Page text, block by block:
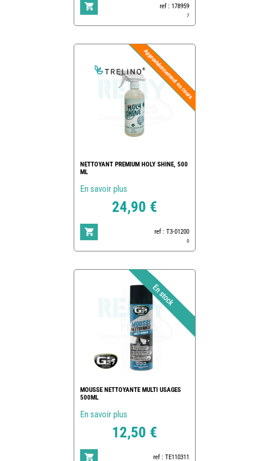
ref : 178959
7
NETTOYANT PREMIUM HOLY SHINE, 500
ML
En savoir plus
24,90 €
ref : T3-01200
0
MOUSSE NETTOYANTE MULTI USAGES
500ML
En savoir plus
12,50 €
ref : TE110311